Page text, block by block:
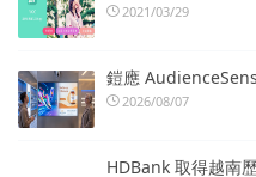
2021/03/29
鎧應
2026/08/07
HDBank 取得越南